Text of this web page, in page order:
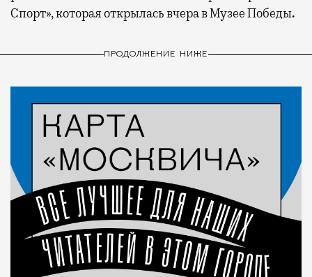
Спорт», которая открылась вчера в Музее Победы.
ПРОДОЛЖЕНИЕ НИЖЕ